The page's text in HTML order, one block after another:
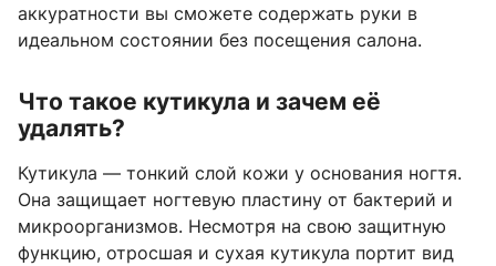
аккуратности вы сможете содержать руки в
идеальном состоянии без посещения салона.
Что такое кутикула и зачем её
удалять?
Кутикула — тонкий слой кожи у основания ногтя.
Она защищает ногтевую пластину от бактерий и
микроорганизмов. Несмотря на свою защитную
функцию, отросшая и сухая кутикула портит вид